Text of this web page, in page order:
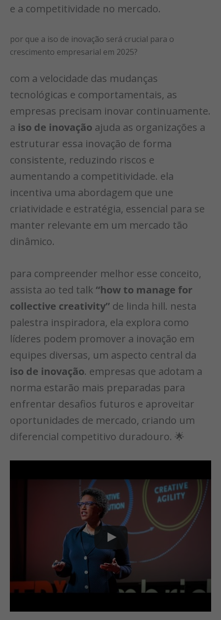
e a competitividade no mercado.
por que a iso de inovação será crucial para o
crescimento empresarial em 2025?
com a velocidade das mudanças
tecnológicas e comportamentais, as
empresas precisam inovar continuamente.
a iso de inovação ajuda as organizações a
estruturar essa inovação de forma
consistente, reduzindo riscos e
aumentando a competitividade. ela
incentiva uma abordagem que une
criatividade e estratégia, essencial para se
manter relevante em um mercado tão
dinâmico.
para compreender melhor esse conceito,
assista ao ted talk “how to manage for
collective creativity” de linda hill. nesta
palestra inspiradora, ela explora como
líderes podem promover a inovação em
equipes diversas, um aspecto central da
iso de inovação. empresas que adotam a
norma estarão mais preparadas para
enfrentar desafios futuros e aproveitar
oportunidades de mercado, criando um
diferencial competitivo duradouro. 🌟